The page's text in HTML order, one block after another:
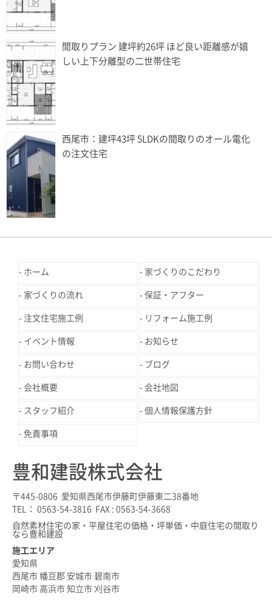
間取りプラン 建坪約26坪 ほど良い距離感が嬉
しい上下分離型の二世帯住宅
西尾市：建坪43坪 5LDKの間取りのオール電化
の注文住宅
ホーム 家づくりのこだわり
家づくりの流れ 保証・アフター
注文住宅施工例 リフォーム施工例
イベント情報 お知らせ
お問い合わせ ブログ
会社概要 会社地図
スタッフ紹介 個人情報保護方針
免責事項
豊和建設株式会社
〒445-0806 愛知県西尾市伊藤町伊藤東二38番地
TEL： 0563-54-3816 FAX : 0563-54-3668
自然素材住宅の家・平屋住宅の価格・坪単価・中庭住宅の間取り
なら豊和建設
施工エリア
愛知県
西尾市 幡豆郡 安城市 碧南市
岡崎市 高浜市 知立市 刈谷市